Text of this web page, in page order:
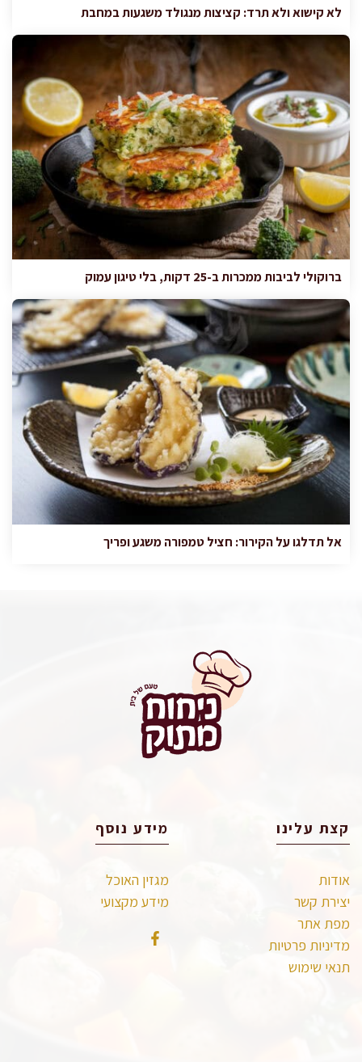
לא קישוא ולא תרד: קציצות מנגולד משגעות במחבת
ברוקולי לביבות ממכרות ב-25 דקות, בלי טיגון עמוק
אל תדלגו על הקירור: חציל טמפורה משגע ופריך
קצת עלינו
אודות
יצירת קשר
מפת אתר
מדיניות פרטיות
תנאי שימוש
מידע נוסף
מגזין האוכל
מידע מקצועי